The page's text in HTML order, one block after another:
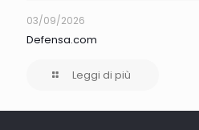
03/09/2026
Defensa.com
Leggi di più